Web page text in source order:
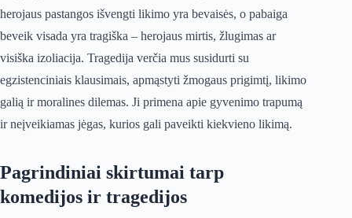
herojaus pastangos išvengti likimo yra bevaisės, o pabaiga
beveik visada yra tragiška – herojaus mirtis, žlugimas ar
visiška izoliacija. Tragedija verčia mus susidurti su
egzistenciniais klausimais, apmąstyti žmogaus prigimtį, likimo
galią ir moralines dilemas. Ji primena apie gyvenimo trapumą
ir neįveikiamas jėgas, kurios gali paveikti kiekvieno likimą.
Pagrindiniai skirtumai tarp
komedijos ir tragedijos